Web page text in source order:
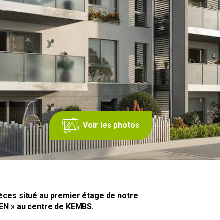
Voir les photos
situé au premier étage de notre
» au centre de KEMBS.